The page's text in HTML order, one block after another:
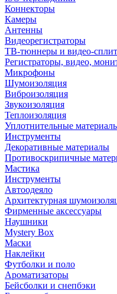
Коннекторы
Камеры
Антенны
Видеорегистраторы
ТВ-тюннеры и видео-
Регистраторы, видео,
Микрофоны
Шумоизоляция
Виброизоляция
Звукоизоляция
Теплоизоляция
Уплотнительные
Инструменты
Декоративные материалы
Противоскрипичные
Мастика
Инструменты
Автоодеяло
Архитектурная
Фирменные аксессуары
Наушники
Mystery Box
Маски
Наклейки
Футболки и поло
Ароматизаторы
Бейсболки и снепбэки